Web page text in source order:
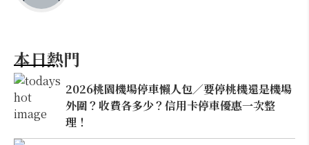
本日熱門
2026桃園機場停車懶人包／要停桃機還是機場
外圍？收費各多少？信用卡停車優惠一次整
理！